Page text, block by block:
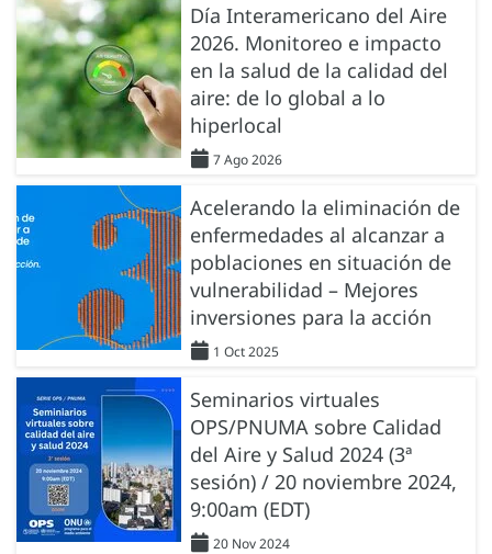
Día Interamericano del Aire
2026. Monitoreo e impacto
en la salud de la calidad del
aire: de lo global a lo
hiperlocal
7 Ago 2026
Acelerando la eliminación de
enfermedades al alcanzar a
poblaciones en situación de
vulnerabilidad – Mejores
inversiones para la acción
1 Oct 2025
Seminarios virtuales
OPS/PNUMA sobre Calidad
del Aire y Salud 2024 (3ª
sesión) / 20 noviembre 2024,
9:00am (EDT)
20 Nov 2024